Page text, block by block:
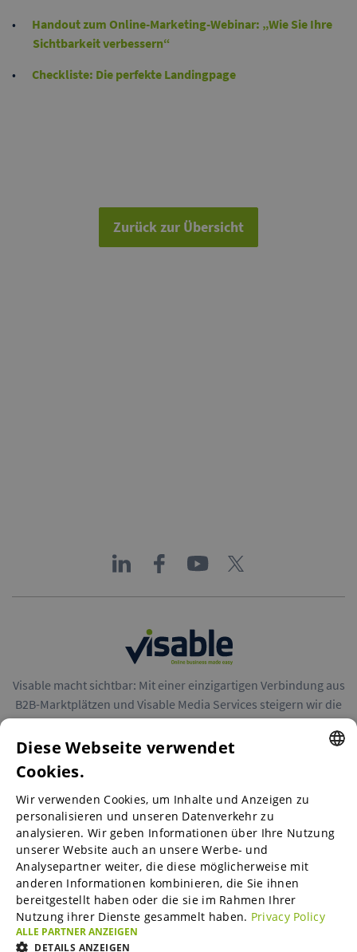
Handout zum Online-Marketing-Webinar: „Wie Sie Ihre
Sichtbarkeit verbessern“
Checkliste: Die perfekte Landingpage
Zurück zur Übersicht
Visable macht sichtbar: Mit einer einzigartigen Verbindung aus
B2B-Marktplätzen und Visable Media Services steigern wir die
Reichweite von Unternehmen in Europa.
B2B-Marktplätze
Visable Media Services
Mittelstands-Monitor
ENGLISH
GERMAN
SPANISH
FRENCH
ITALIAN
Diese Webseite verwendet
Cookies.
Wir verwenden Cookies, um Inhalte und Anzeigen zu
personalisieren und unseren Datenverkehr zu
analysieren. Wir geben Informationen über Ihre Nutzung
unserer Website auch an unsere Werbe- und
Analysepartner weiter, die diese möglicherweise mit
anderen Informationen kombinieren, die Sie ihnen
bereitgestellt haben oder die sie im Rahmen Ihrer
Nutzung ihrer Dienste gesammelt haben. Privacy Policy
ALLE PARTNER ANZEIGEN
DETAILS ANZEIGEN